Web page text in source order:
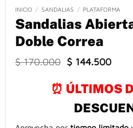
INICIO / SANDALIAS / PLATAFORMA
Sandalias
Doble Correa
$170.000 El
original
era:
$144.500El
es:
⏰ ÚLTIMOS